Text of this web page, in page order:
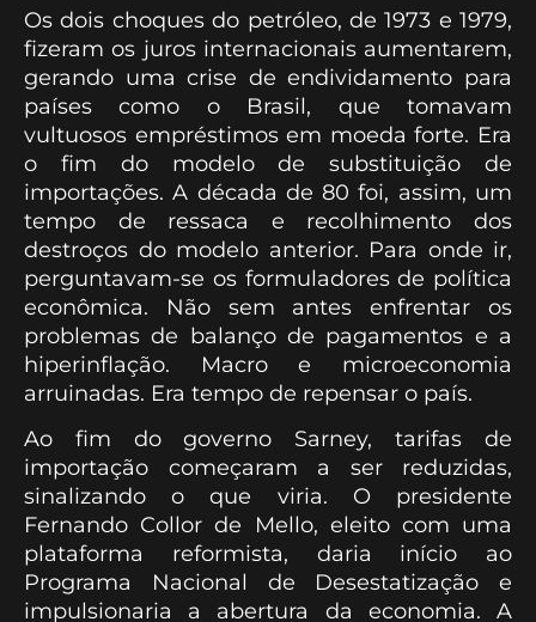
Os dois choques do petróleo, de 1973 e 1979,
fizeram os juros internacionais aumentarem,
gerando uma crise de endividamento para
países como o Brasil, que tomavam
vultuosos empréstimos em moeda forte. Era
o fim do modelo de substituição de
importações. A década de 80 foi, assim, um
tempo de ressaca e recolhimento dos
destroços do modelo anterior. Para onde ir,
perguntavam-se os formuladores de política
econômica. Não sem antes enfrentar os
problemas de balanço de pagamentos e a
hiperinflação. Macro e microeconomia
arruinadas. Era tempo de repensar o país.
Ao fim do governo Sarney, tarifas de
importação começaram a ser reduzidas,
sinalizando o que viria. O presidente
Fernando Collor de Mello, eleito com uma
plataforma reformista, daria início ao
Programa Nacional de Desestatização e
impulsionaria a abertura da economia. A